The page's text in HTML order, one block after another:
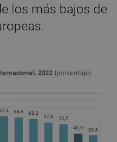
los más bajos de